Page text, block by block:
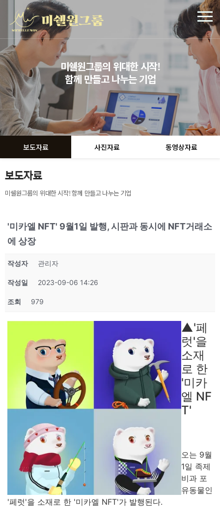
미쉘원그룹의 위대한 시작!
함께 만들고 나누는 기업
보도자료 사진자료 동영상자료
보도자료
미쉘원그룹의 위대한 시작! 함께 만들고 나누는 기업
'미카엘 NFT' 9월1일 발행, 시판과 동시에 NFT거래소
에 상장
작성자 관리자
작성일 2023-09-06 14:26
조회 979
▲'페
럿'을
소재
로 한
'미카
엘 NF
T'
오는 9월
1일 족제
비과 포
유동물인
'페럿'을 소재로 한 '미카엘 NFT'가 발행된다.